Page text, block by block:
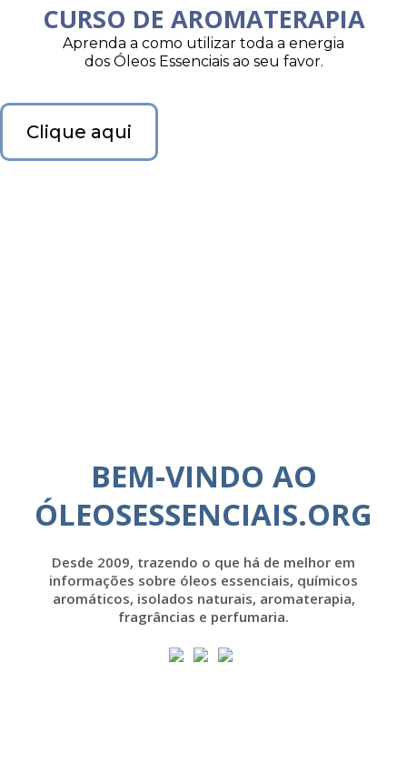
CURSO DE AROMATERAPIA
Aprenda a como utilizar toda a energia
dos Óleos Essenciais ao seu favor.
Clique aqui
BEM-VINDO AO
ÓLEOSESSENCIAIS.ORG
Desde 2009, trazendo o que há de melhor em
informações sobre óleos essenciais, químicos
aromáticos, isolados naturais, aromaterapia,
fragrâncias e perfumaria.